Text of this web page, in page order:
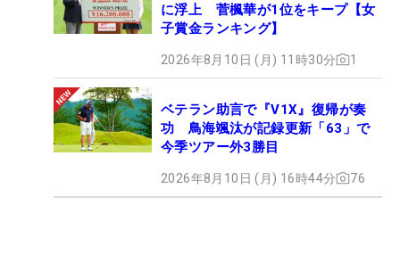
に浮上 菅楓華が1位をキープ【女
子賞金ランキング】
2026年8月10日 (月) 11時30分 1
ベテラン助言で『V1X』復帰が奏
功 鳥海颯汰が記録更新「63」で
今季ツアー外3勝目
2026年8月10日 (月) 16時44分 76